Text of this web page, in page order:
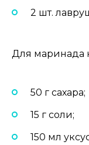
2 шт.
Для маринада
50 г сахара;
15 г соли;
150 мл